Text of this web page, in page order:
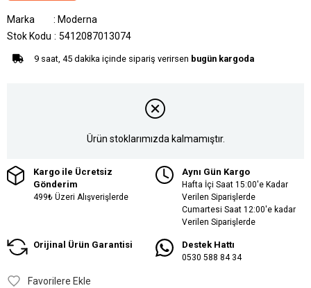
Marka : Moderna
Stok Kodu
5412087013074
9 saat, 45 dakika içinde sipariş verirsen bugün kargoda
Ürün stoklarımızda kalmamıştır.
Kargo ile Ücretsiz
Gönderim
499₺ Üzeri Alışverişlerde
Aynı Gün Kargo
Hafta İçi Saat 15:00'e Kadar
Verilen Siparişlerde
Cumartesi Saat 12:00'e kadar
Verilen Siparişlerde
Orijinal Ürün Garantisi Destek Hattı
0530 588 84 34
Favorilere Ekle